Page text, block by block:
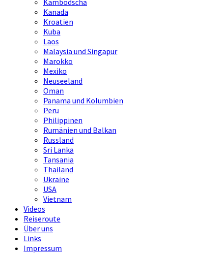
Kambodscha
Kanada
Kroatien
Kuba
Laos
Malaysia und Singapur
Marokko
Mexiko
Neuseeland
Oman
Panama und Kolumbien
Peru
Philippinen
Rumänien und Balkan
Russland
Sri Lanka
Tansania
Thailand
Ukraine
USA
Vietnam
Videos
Reiseroute
Über uns
Links
Impressum